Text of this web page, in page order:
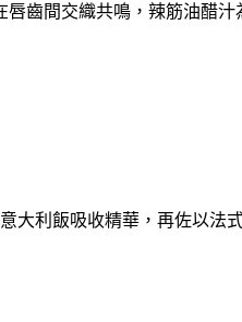
齒間交織共鳴，辣筋油醋汁
⼤利飯吸收精華，再佐以法